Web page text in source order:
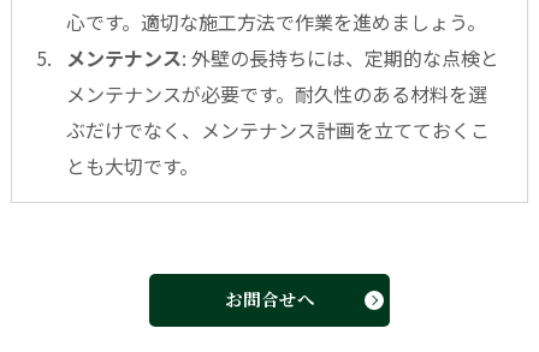
心です。適切な施工方法で作業を進めましょう。
メンテナンス: 外壁の長持ちには、定期的な点検と
メンテナンスが必要です。耐久性のある材料を選
ぶだけでなく、メンテナンス計画を立てておくこ
とも大切です。
お問合せへ